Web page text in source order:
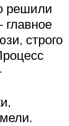
решили
главное
строго